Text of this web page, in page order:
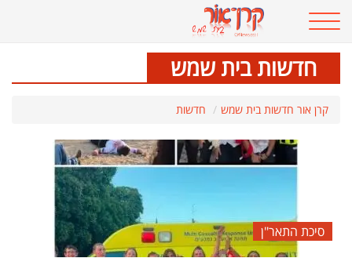
חדשות בית שמש
קרן אור חדשות בית שמש חדשות
סיכת התאר"ן